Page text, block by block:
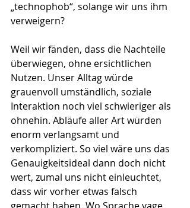
„technophob“, solange wir uns ihm
verweigern?
Weil wir fänden, dass die Nachteile
überwiegen, ohne ersichtlichen
Nutzen. Unser Alltag würde
grauenvoll umständlich, soziale
Interaktion noch viel schwieriger als
ohnehin. Abläufe aller Art würden
enorm verlangsamt und
verkompliziert. So viel wäre uns das
Genauigkeitsideal dann doch nicht
wert, zumal uns nicht einleuchtet,
dass wir vorher etwas falsch